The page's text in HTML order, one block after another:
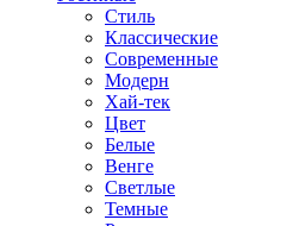
Стиль
Классические
Современные
Модерн
Хай-тек
Цвет
Белые
Венге
Светлые
Темные